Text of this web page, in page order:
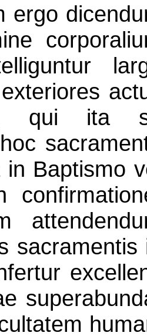
ergo
qui ita
in Baptismo
sacramentis